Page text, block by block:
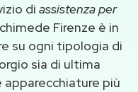
di assistenza per
Firenze è in
su ogni tipologia di
sia di ultima
più